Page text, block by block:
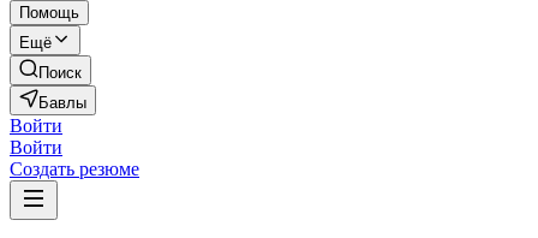
Помощь
Ещё
Поиск
Бавлы
Войти
Войти
Создать резюме